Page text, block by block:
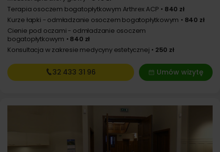
Terapia osoczem bogatopłytkowym Arthrex ACP
840 zł
Kurze łapki - odmładzanie osoczem bogatopłytkowym
840 zł
Cienie pod oczami - odmładzanie osoczem
bogatopłytkowym
840 zł
Konsultacja w zakresie medycyny estetycznej
250 zł
Umów wizytę
32 433 31 96